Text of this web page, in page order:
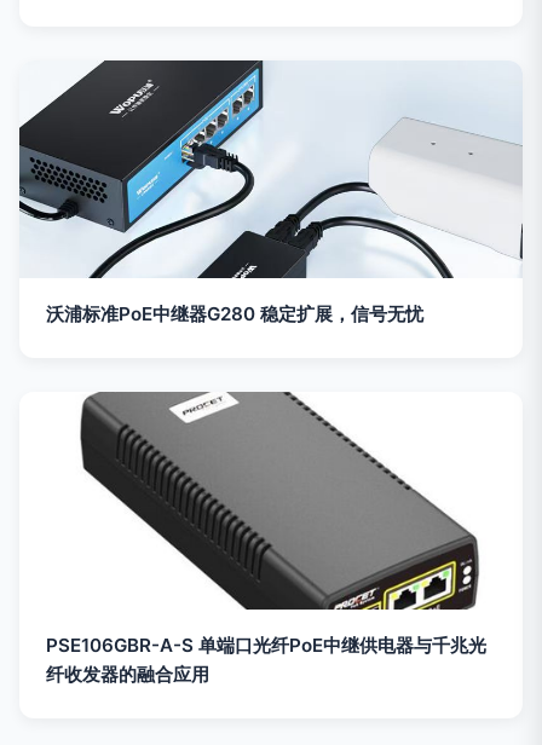
沃浦标准PoE中继器G280 稳定扩展，信号无忧
PSE106GBR-A-S 单端口光纤PoE中继供电器与千兆光
纤收发器的融合应用